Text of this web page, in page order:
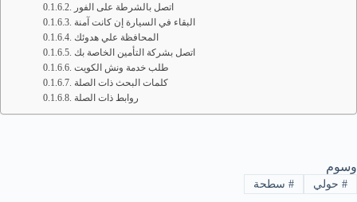
اتصل بالشرطة على الفور
البقاء في السيارة إن كانت آمنة
المحافظة علي هدوئك
اتصل بشركة التأمين الخاصة بك
طلب خدمة ونش الكويت
كلمات البحث ذات الصلة
روابط ذات الصلة
وسوم
#حولي #سطحة